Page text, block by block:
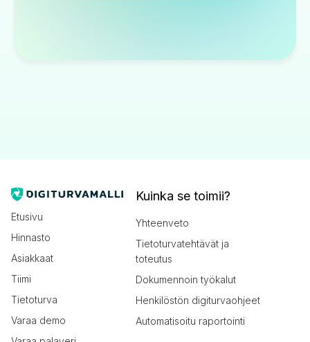
Etusivu
Hinnasto
Asiakkaat
Tiimi
Tietoturva
Varaa demo
Kuinka se toimii?
Yhteenveto
Tietoturvatehtävät ja
toteutus
Dokumennoin työkalut
Henkilöstön digiturvaohjeet
Automatisoitu raportointi